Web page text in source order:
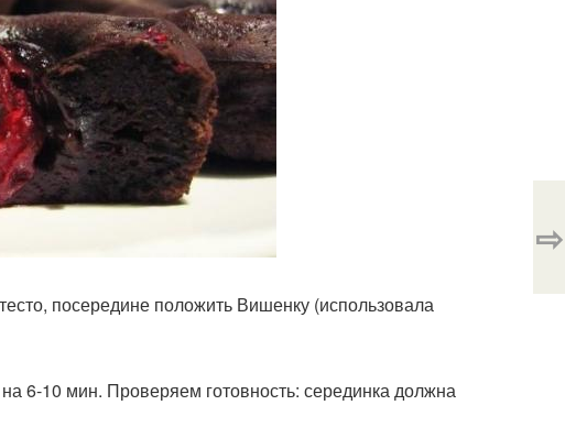
посередине положить Вишенку (использовала
6-10 мин. Проверяем готовность: серединка должна
⇨